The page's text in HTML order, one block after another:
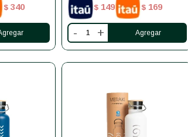
$ 340 $ 149 $ 169
- +